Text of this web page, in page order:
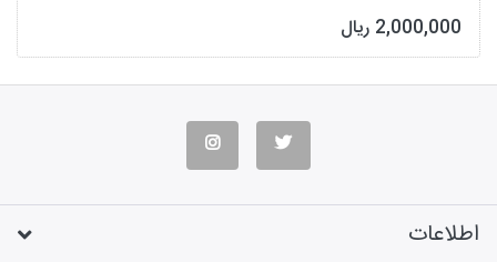
2,000,000 ریال
اطلاعات